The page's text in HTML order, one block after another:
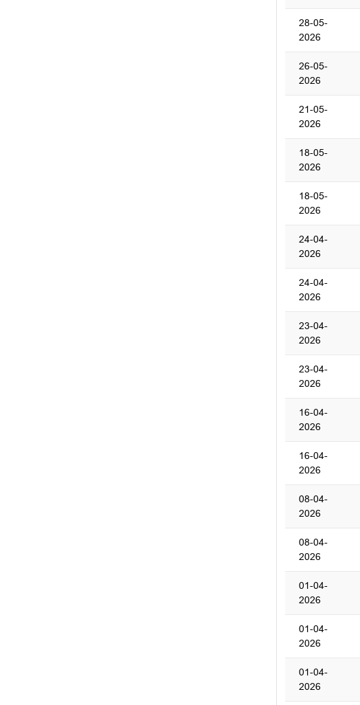
28-05-
2026
26-05-
2026
21-05-
2026
18-05-
2026
18-05-
2026
24-04-
2026
24-04-
2026
23-04-
2026
23-04-
2026
16-04-
2026
16-04-
2026
08-04-
2026
08-04-
2026
01-04-
2026
01-04-
2026
01-04-
2026